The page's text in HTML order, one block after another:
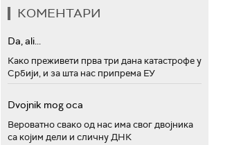
КОМЕНТАРИ
Da, ali...
Како преживети прва три дана катастрофе у
Србији, и за шта нас припрема ЕУ
Dvojnik mog oca
Вероватно свако од нас има свог двојника
са којим дели и сличну ДНК